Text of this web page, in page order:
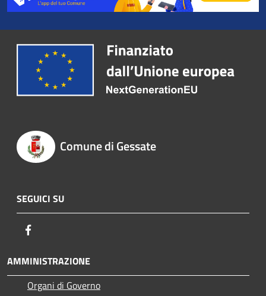
Comune di Gessate
SEGUICI SU
AMMINISTRAZIONE
Organi di Governo